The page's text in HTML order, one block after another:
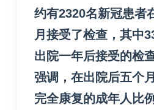
约有2320名新冠患者
月接受了检查，其中
出院一年后接受的检查
强调，在出院后五个
完全康复的成年人比